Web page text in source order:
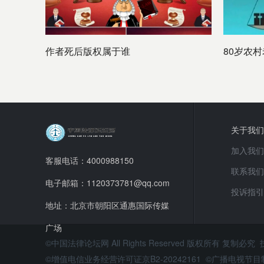
作者死后版权属于谁 80岁农
客服电话：4000988150
电子邮箱：1120373781@qq.com
地址：北京市朝阳区通惠国际传媒
广场
关于我们
加入我们
联系我们
投诉指引
©中国法律论坛网 All Rights Reserved 版权所有 复制必究
©增值电信业务经营许可证京B2-20242161 ©广播电视节